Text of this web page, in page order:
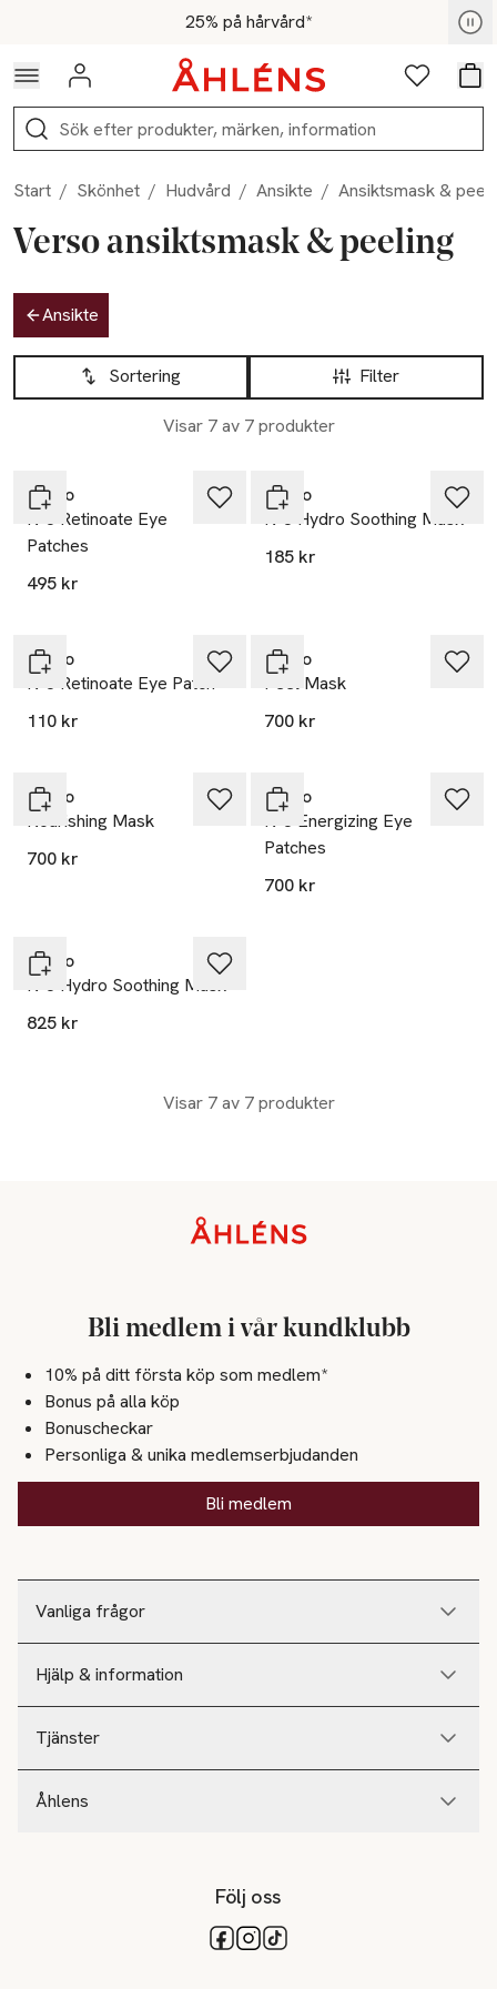
Hoppa till navigationsmenyn25% på hårvård*
För medlemmar - Shoppa nu
Logga in Favoriter
Sök
Start / Skönhet / Hudvård / Ansikte / Ansiktsmask &
Verso ansiktsmask & peeling
Hoppa till produktsidan
Ansikte
Hoppa till produktsidan
Filter
Sortering
Visar 7 av 7 produkter
Lista över produkter
Verso
N°8 Retinoate Eye
Patches
495 kr
Verso
N°8 Hydro Soothing Mask
185 kr
Verso
N°8 Retinoate Eye Patch
110 kr
Verso
Peel Mask
700 kr
Verso
Nourishing Mask
700 kr
Verso
N°8 Energizing Eye
Patches
700 kr
Verso
N°8 Hydro Soothing Mask
825 kr
Visar 7 av 7 produkter
Vanliga frågor
Hjälp & information
Tjänster
Åhlens
Bli medlem i vår kundklubb
10% på ditt första köp som medlem*
Bonus på alla köp
Bonuscheckar
Personliga & unika medlemserbjudanden
Bli medlem
Följ oss